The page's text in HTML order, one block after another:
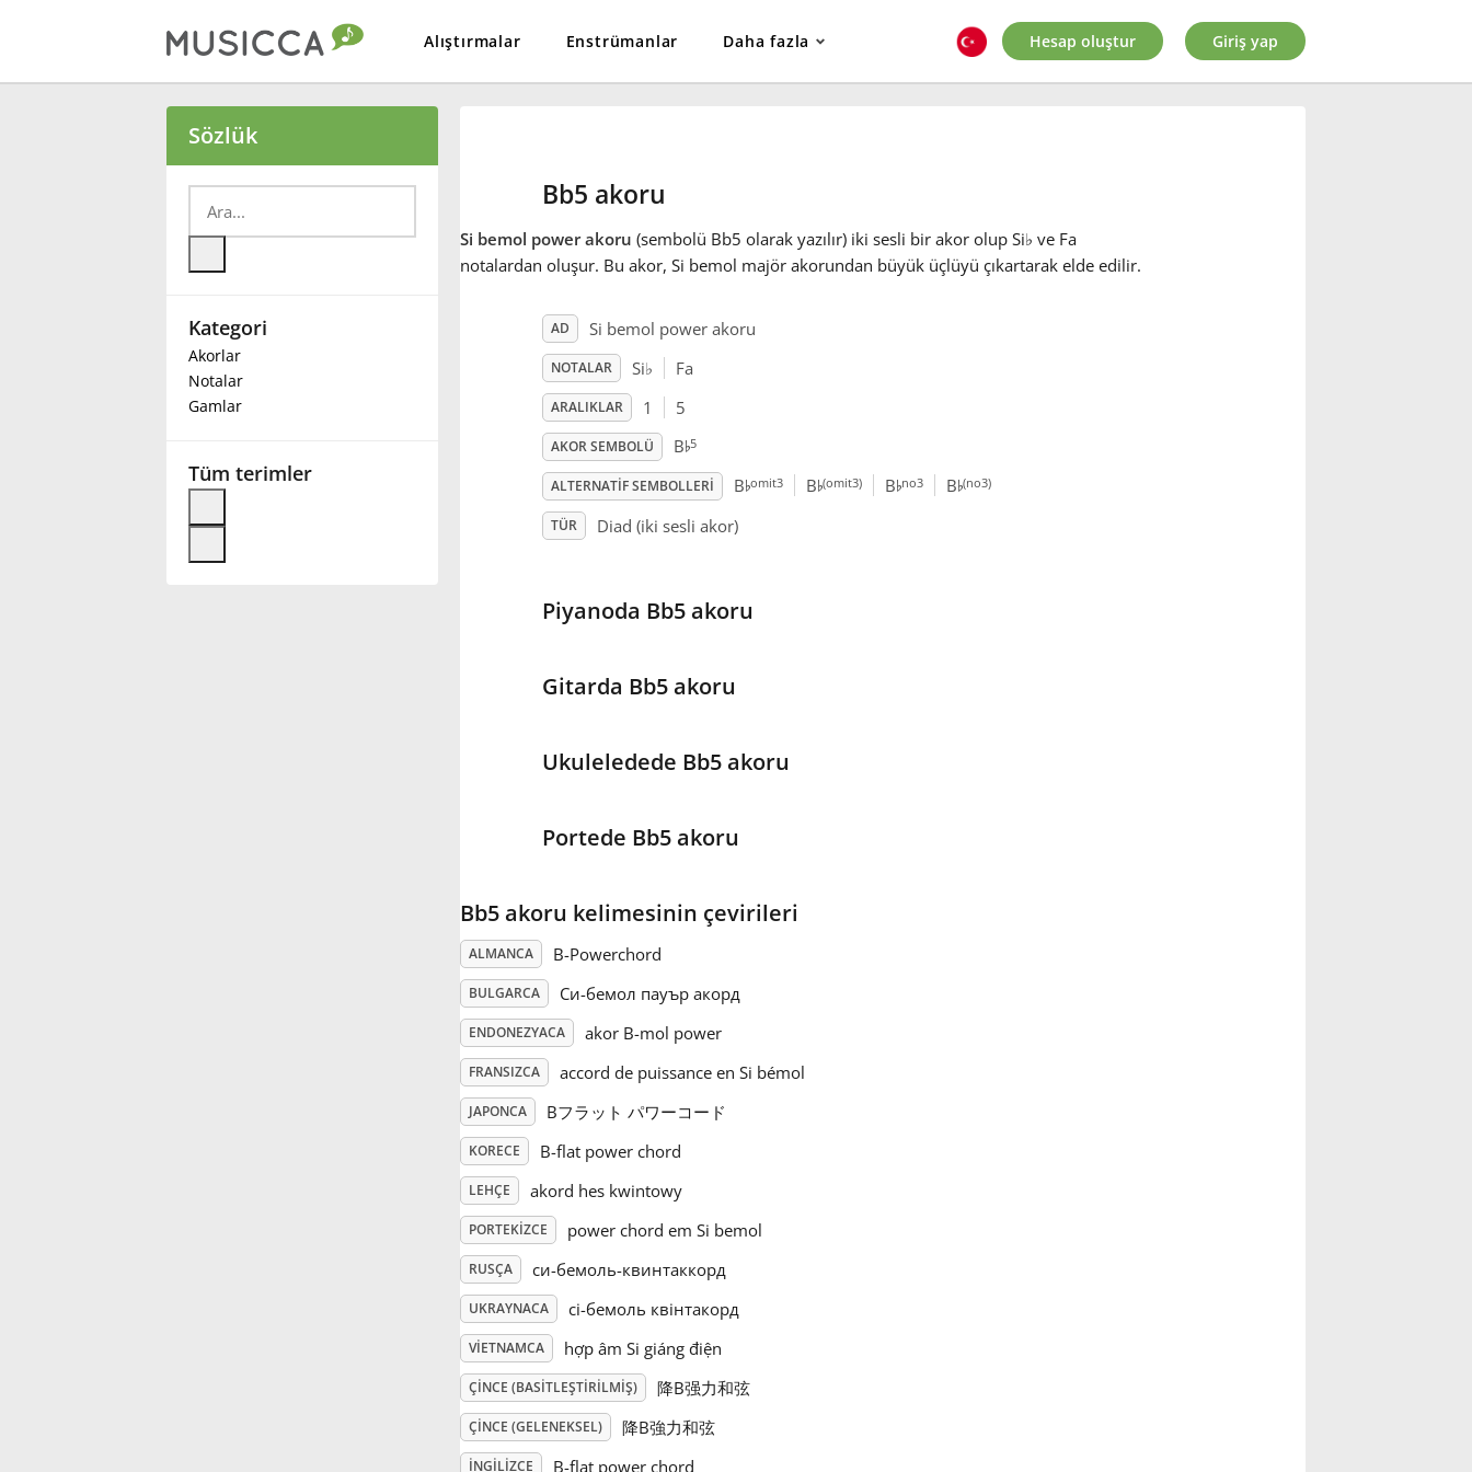
Alıştırmalar Enstrümanlar Daha fazla
Български
Deutsch
Español
Français
Hesap oluştur Giriş yap
Sözlük
Kategori
Akorlar
Notalar
Gamlar
Tüm terimler
Bb5 akoru
Si bemol power akoru (sembolü Bb5 olarak yazılır) iki sesli bir akor olup Si♭ ve Fa
notalardan oluşur. Bu akor, Si bemol majör akorundan büyük üçlüyü çıkartarak elde edilir.
AD Si bemol power akoru
NOTALAR Si♭ Fa
ARALIKLAR 1 5
AKOR SEMBOLÜ B♭5
ALTERNATIF SEMBOLLERI B♭omit3 B♭(omit3) B♭no3 B♭(no3)
TÜR Diad (iki sesli akor)
Piyanoda Bb5 akoru
Gitarda Bb5 akoru
Ukuleledede Bb5 akoru
Portede Bb5 akoru
Bb5 akoru kelimesinin çevirileri
ALMANCA B-Powerchord
BULGARCA Си-бемол пауър акорд
ENDONEZYACA akor B-mol power
FRANSIZCA accord de puissance en Si bémol
JAPONCA Bフラット パワーコード
KORECE B-flat power chord
LEHÇE akord hes kwintowy
PORTEKIZCE power chord em Si bemol
RUSÇA си-бемоль-квинтаккорд
UKRAYNACA сі-бемоль квінтакорд
VIETNAMCA hợp âm Si giáng điện
ÇINCE (BASITLEŞTIRILMIŞ) 降B强力和弦
ÇINCE (GELENEKSEL) 降B強力和弦
İNGILIZCE B-flat power chord